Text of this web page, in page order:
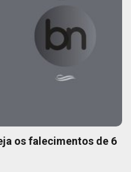
os falecimentos de 6